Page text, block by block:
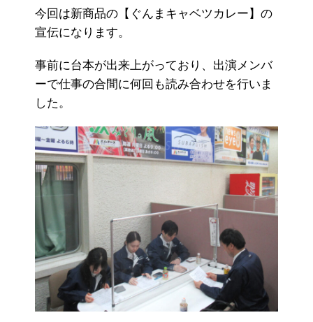
今回は新商品の【ぐんまキャベツカレー】の
宣伝になります。
事前に台本が出来上がっており、出演メンバ
ーで仕事の合間に何回も読み合わせを行いま
した。